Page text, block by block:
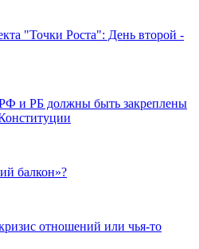
"Точки Роста": День второй -
и РБ должны быть закреплены
балкон»?
отношений или чья-то